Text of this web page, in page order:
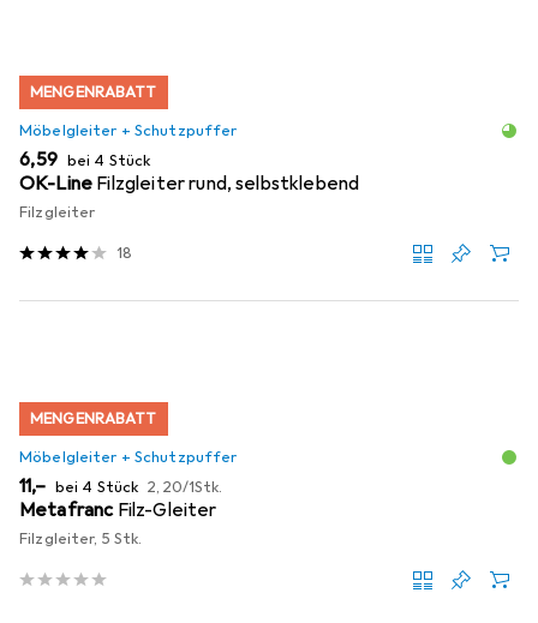
MENGENRABATT
Möbelgleiter + Schutzpuffer
EUR
6,59 bei 4 Stück
OK-Line Filzgleiter rund, selbstklebend
Filzgleiter
18
MENGENRABATT
Möbelgleiter + Schutzpuffer
EUR
11,– bei 4 Stück EUR
2,20/1Stk.
Metafranc Filz-Gleiter
Filzgleiter, 5 Stk.